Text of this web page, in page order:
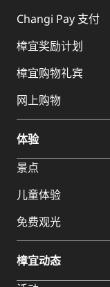
Changi Pay 支付
樟宜奖励计划
樟宜购物礼宾
网上购物
体验
景点
儿童体验
免费观光
樟宜动态